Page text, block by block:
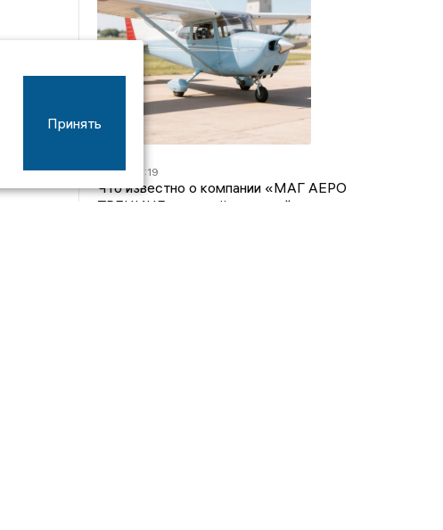
07/08 16:19
Что известно о компании «МАГ АЕРО
ТРЕНИНГ», самолёт которой потерпел крушение
Принять